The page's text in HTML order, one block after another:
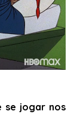
se jogar nos